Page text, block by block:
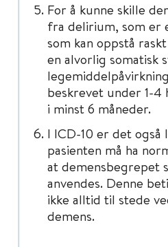
For å kunne skille
fra delirium, som er
som kan oppstå
en alvorlig somatisk
beskrevet under 1-4
i minst 6 måneder.
I ICD-10 er det også
pasienten må ha
at demensbegrepet
anvendes. Denne
ikke alltid til stede
demens.